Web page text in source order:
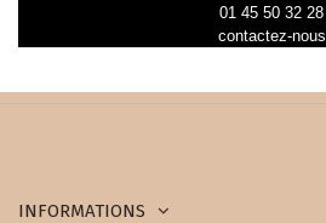
01 45 50 32 28
contactez-nous
INFORMATIONS